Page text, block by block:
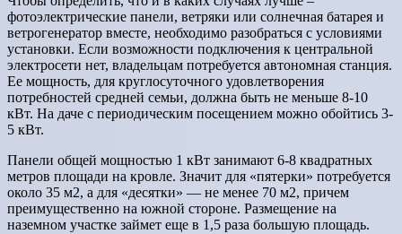
фотоэлектрические панели, ветряки или солнечная батарея и
ветрогенератор вместе, необходимо разобраться с условиями
установки. Если возможности подключения к центральной
электросети нет, владельцам потребуется автономная станция.
Ее мощность, для круглосуточного удовлетворения
потребностей средней семьи, должна быть не меньше 8-10
кВт. На даче с периодическим посещением можно обойтись 3-
5 кВт.
Панели общей мощностью 1 кВт занимают 6-8 квадратных
метров площади на кровле. Значит для «пятерки» потребуется
около 35 м2, а для «десятки» — не менее 70 м2, причем
преимущественно на южной стороне. Размещение на
наземном участке займет еще в 1,5 раза большую площадь.